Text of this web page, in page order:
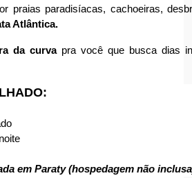
praias paradisíacas, cachoeiras,
Atlântica.
da curva pra você que busca dias
em Paraty (hospedagem não